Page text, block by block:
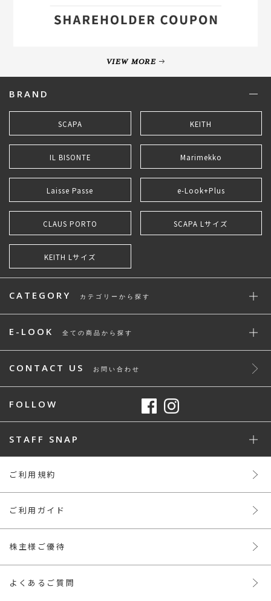
VIEW MORE
BRAND
SCAPA KEITH
IL BISONTE Marimekko
Laisse Passe e-Look+Plus
CLAUS PORTO SCAPA Lサイズ
KEITH Lサイズ
CATEGORY カテゴリーから探す
E-LOOK 全ての商品から探す
CONTACT US お問い合わせ
FOLLOW
STAFF SNAP
ご利用規約
ご利用ガイド
株主様ご優待
よくあるご質問